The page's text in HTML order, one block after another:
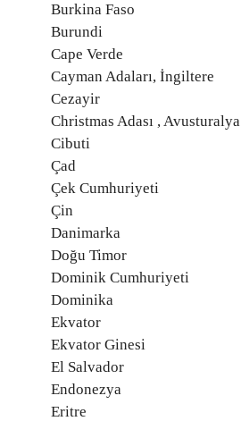
Burkina Faso
Burundi
Cape Verde
Cayman Adaları, İngiltere
Cezayir
Christmas Adası , Avusturalya
Cibuti
Çad
Çek Cumhuriyeti
Çin
Danimarka
Doğu Timor
Dominik Cumhuriyeti
Dominika
Ekvator
Ekvator Ginesi
El Salvador
Endonezya
Eritre